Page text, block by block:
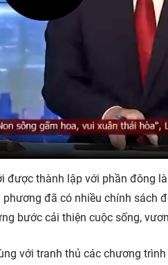
được thành lập với phần đông
đã có nhiều chính sách
bước cải thiện cuộc sống,
với tranh thủ các chương